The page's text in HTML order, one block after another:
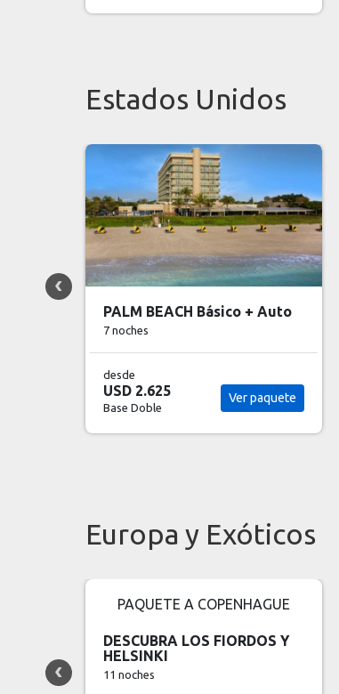
Estados Unidos
Paquete Aloha Hawaii - 4
dias / 3 noches
desde
USD 669 Ver circuito
Europa y Exóticos
PAQUETE A LONDRES
LA PEQUEÑA GIRA EUROPEA
desde Londres
21 noches